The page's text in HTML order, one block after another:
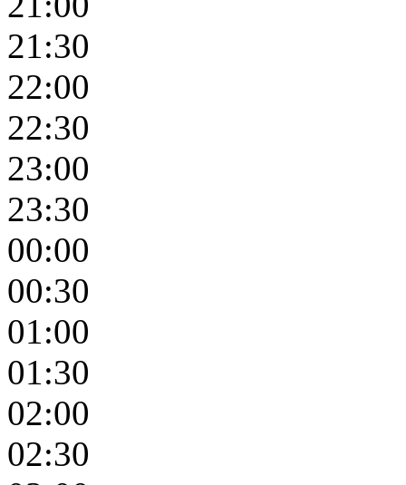
21:30
22:00
22:30
23:00
23:30
00:00
00:30
01:00
01:30
02:00
02:30